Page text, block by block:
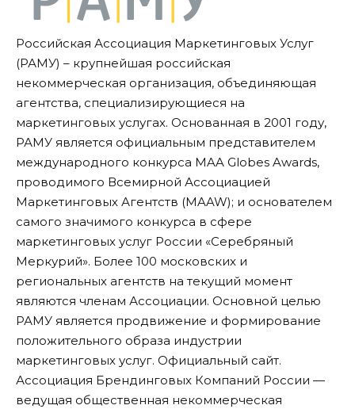
Российская Ассоциация Маркетинговых Услуг
(РАМУ) – крупнейшая российская
некоммерческая организация, объединяющая
агентства, специализирующиеся на
маркетинговых услугах. Основанная в 2001 году,
РАМУ является официальным представителем
международного конкурса MAA Globes Awards,
проводимого Всемирной Ассоциацией
Маркетинговых Агентств (MAAW); и основателем
самого значимого конкурса в сфере
маркетинговых услуг России «Серебряный
Меркурий». Более 100 московских и
региональных агентств на текущий момент
являются членам Ассоциации. Основной целью
РАМУ является продвижение и формирование
положительного образа индустрии
маркетинговых услуг. Официальный сайт.
Ассоциация Брендинговых Компаний России —
ведущая общественная некоммерческая